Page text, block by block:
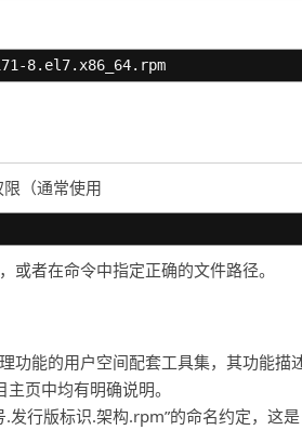
8.el7.x86_64.rpm
（通常使用
或者在命令中指定正确的文件路径。
功能的用户空间配套工具集，其功能描
页中均有明确说明。
发行版标识.架构.rpm”的命名约定，这是